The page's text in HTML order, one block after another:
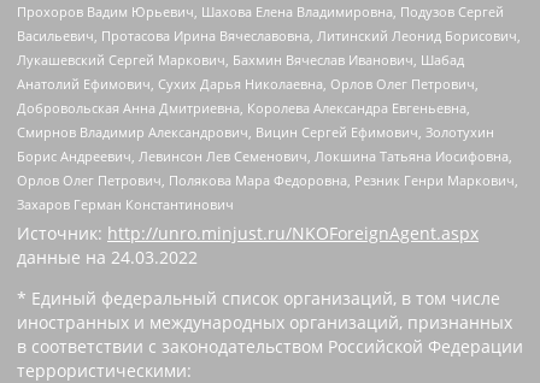
Прохоров Вадим Юрьевич, Шахова Елена Владимировна, Подузов Сергей
Васильевич, Протасова Ирина Вячеславовна, Литинский Леонид Борисович,
Лукашевский Сергей Маркович, Бахмин Вячеслав Иванович, Шабад
Анатолий Ефимович, Сухих Дарья Николаевна, Орлов Олег Петрович,
Добровольская Анна Дмитриевна, Королева Александра Евгеньевна,
Смирнов Владимир Александрович, Вицин Сергей Ефимович, Золотухин
Борис Андреевич, Левинсон Лев Семенович, Локшина Татьяна Иосифовна,
Орлов Олег Петрович, Полякова Мара Федоровна, Резник Генри Маркович,
Захаров Герман Константинович
Источник: http://unro.minjust.ru/NKOForeignAgent.aspx
данные на 24.03.2022
* Единый федеральный список организаций, в том числе
иностранных и международных организаций, признанных
в соответствии с законодательством Российской Федерации
террористическими: